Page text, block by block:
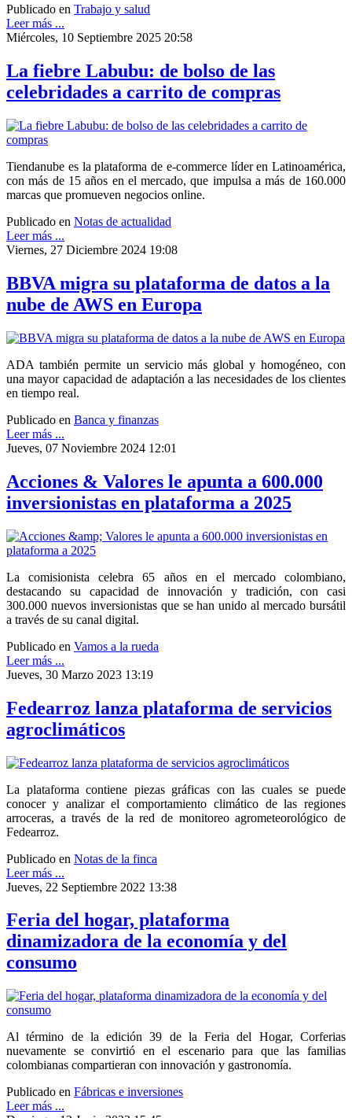
Publicado en Trabajo y salud
Leer más ...
Miércoles, 10 Septiembre 2025 20:58
La fiebre Labubu: de bolso de las
celebridades a carrito de compras
Tiendanube es la plataforma de e-commerce líder en Latinoamérica,
con más de 15 años en el mercado, que impulsa a más de 160.000
marcas que promueven negocios online.
Publicado en Notas de actualidad
Leer más ...
Viernes, 27 Diciembre 2024 19:08
BBVA migra su plataforma de datos a la
nube de AWS en Europa
ADA también permite un servicio más global y homogéneo, con
una mayor capacidad de adaptación a las necesidades de los clientes
en tiempo real.
Publicado en Banca y finanzas
Leer más ...
Jueves, 07 Noviembre 2024 12:01
Acciones & Valores le apunta a 600.000
inversionistas en plataforma a 2025
La comisionista celebra 65 años en el mercado colombiano,
destacando su capacidad de innovación y tradición, con casi
300.000 nuevos inversionistas que se han unido al mercado bursátil
a través de su canal digital.
Publicado en Vamos a la rueda
Leer más ...
Jueves, 30 Marzo 2023 13:19
Fedearroz lanza plataforma de servicios
agroclimáticos
La plataforma contiene piezas gráficas con las cuales se puede
conocer y analizar el comportamiento climático de las regiones
arroceras, a través de la red de monitoreo agrometeorológico de
Fedearroz.
Publicado en Notas de la finca
Leer más ...
Jueves, 22 Septiembre 2022 13:38
Feria del hogar, plataforma
dinamizadora de la economía y del
consumo
Al término de la edición 39 de la Feria del Hogar, Corferias
nuevamente se convirtió en el escenario para que las familias
colombianas compartieran con innovación y gastronomía.
Publicado en Fábricas e inversiones
Leer más ...